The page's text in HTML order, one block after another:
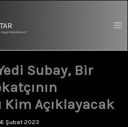
Saygı Gösterilemez!"
Subay, Bir
Açıklayacak
Şubat 2023